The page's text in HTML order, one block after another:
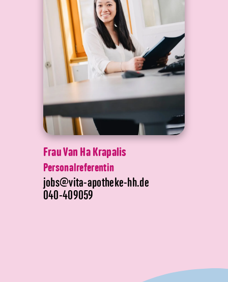
Frau Van Ha Krapalis
Personalreferentin
jobs@vita-apotheke-hh.de
040-409059